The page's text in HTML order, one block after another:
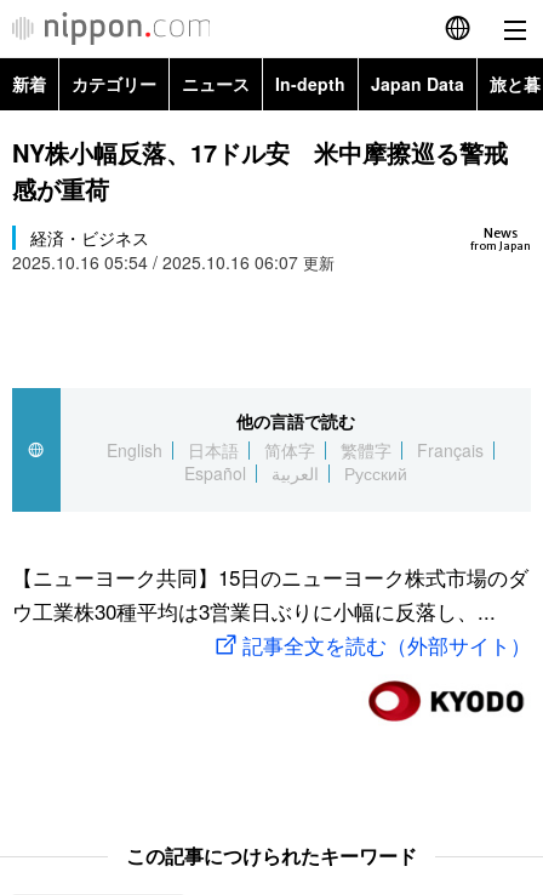
English
简体字
Русский
カテゴリー
国際
社会
文化
アーカイブ
Japan Data
旅と暮らし
動画/Live
Images
新着 カテゴリー ニュース In-depth Japan Data 旅と
政治・外交
経済・ビジネス
国際・海外
文化
科学・技術
暮らし
スポーツ・東京2020
Topics
NY株小幅反落、17ドル安 米中摩擦巡る警戒
感が重荷
News
from Japan
経済・ビジネス
2025.10.16 05:54 / 2025.10.16 06:07 更新
他の言語で読む
English
日本語 简体字 繁體字
Français
Español
العربية Русский
【ニューヨーク共同】15日のニューヨーク株式市場のダ
ウ工業株30種平均は3営業日ぶりに小幅に反落し、...
記事全文を読む（外部サイト）
この記事につけられたキーワード